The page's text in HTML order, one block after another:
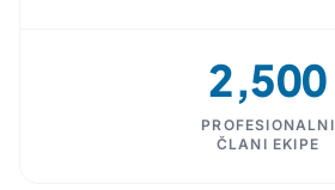
2,500
PROFESIONALNI
ČLANI EKIPE